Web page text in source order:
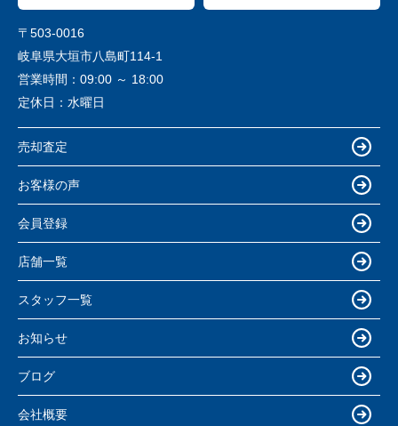
〒503-0016
岐阜県大垣市八島町114-1
営業時間： 09:00 ～ 18:00
定休日： 水曜日
売却査定
お客様の声
会員登録
店舗一覧
スタッフ一覧
お知らせ
ブログ
会社概要